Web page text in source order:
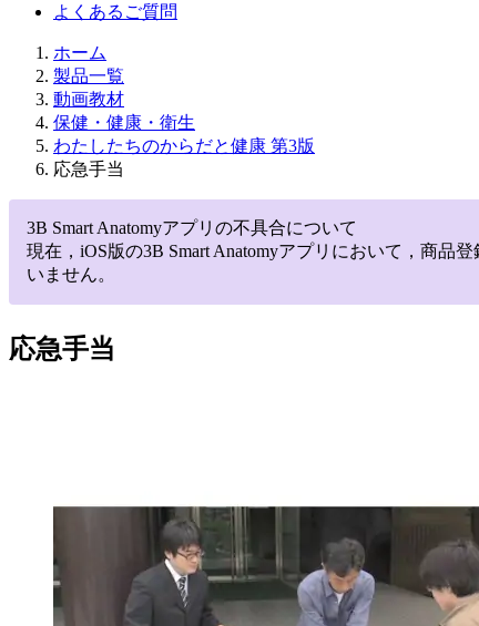
よくあるご質問
ホーム
製品一覧
動画教材
保健・健康・衛生
わたしたちのからだと健康 第3版
応急手当
3B Smart Anatomyアプリの不具合について
現在，iOS版の3B Smart Anatomyアプリにおいて，商
いません。
応急手当